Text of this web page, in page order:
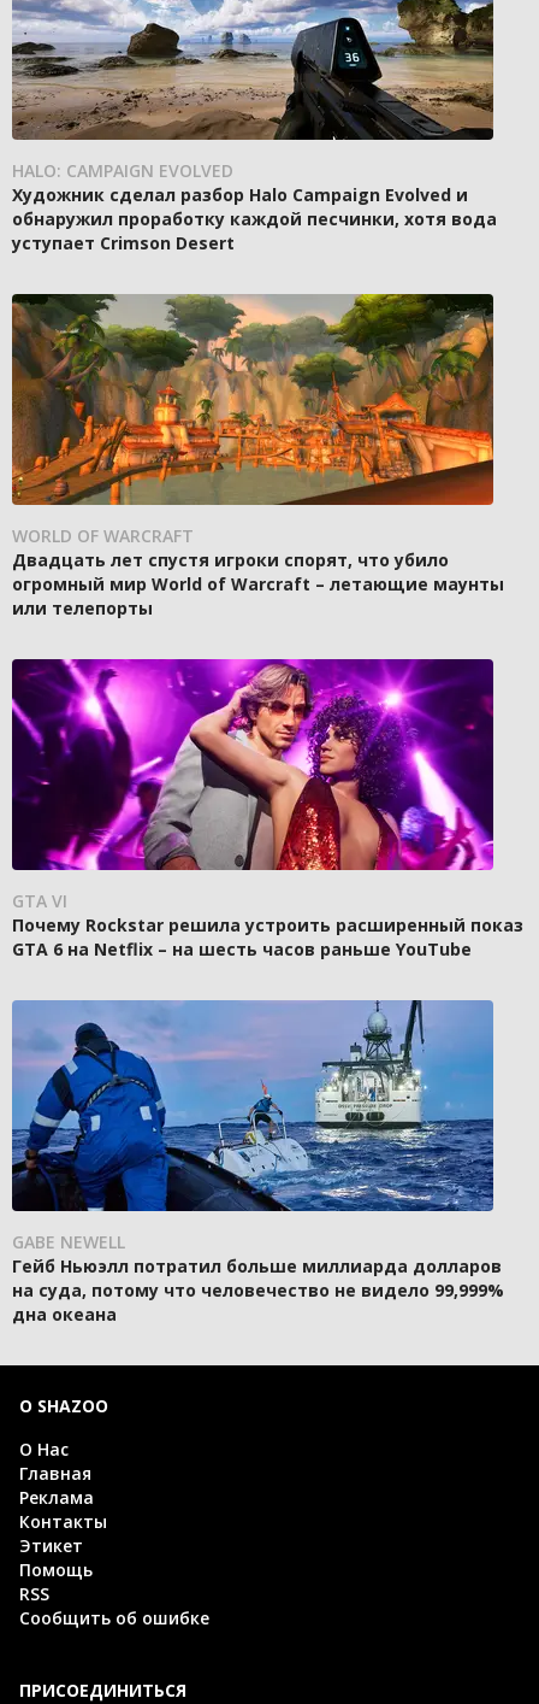
HALO: CAMPAIGN EVOLVED
Художник сделал разбор Halo Campaign Evolved и
обнаружил проработку каждой песчинки, хотя вода
уступает Crimson Desert
WORLD OF WARCRAFT
Двадцать лет спустя игроки спорят, что убило
огромный мир World of Warcraft – летающие маунты
или телепорты
GTA VI
Почему Rockstar решила устроить расширенный показ
GTA 6 на Netflix – на шесть часов раньше YouTube
GABE NEWELL
Гейб Ньюэлл потратил больше миллиарда долларов
на суда, потому что человечество не видело 99,999%
дна океана
О SHAZOO
О Нас
Главная
Реклама
Контакты
Этикет
Помощь
RSS
Сообщить об ошибке
ПРИСОЕДИНИТЬСЯ